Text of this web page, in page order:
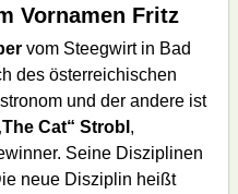
Vornamen Fritz
vom Steegwirt in Bad
des österreichischen
und der andere ist
Cat“ Strobl ,
Seine Disziplinen
neue Disziplin heißt